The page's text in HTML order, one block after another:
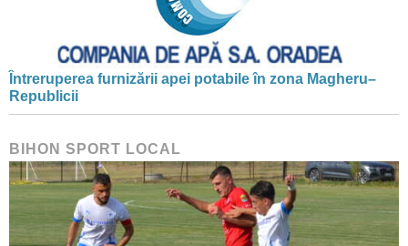
Întreruperea furnizării apei potabile în zona Magheru–
Republicii
BIHON SPORT LOCAL